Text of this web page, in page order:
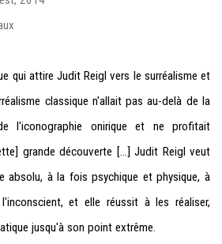
qui attire Judit Reigl vers le surréalisme et
classique n'allait pas au-delà de la
l'iconographie onirique et ne profitait
grande découverte [...] Judit Reigl veut
absolu, à la fois psychique et physique, à
et elle réussit à les réaliser,
jusqu'à son point extrême.